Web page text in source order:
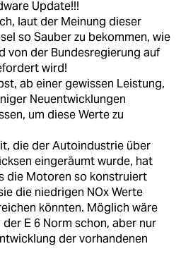
Update!!!
laut der Meinung dieser
so Sauber zu bekommen, wie
von der Bundesregierung auf
wird!
ab einer gewissen Leistung,
Neuentwicklungen
um diese Werte zu
die der Autoindustrie über
eingeräumt wurde, hat
die Motoren so konstruiert
die niedrigen NOx Werte
könnten. Möglich wäre
E 6 Norm schon, aber nur
der vorhandenen